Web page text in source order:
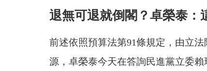
退無可退就倒閣？卓榮泰：
前述依照預算法第91條規定，由立
源，卓榮泰今天在答詢民進黨立委